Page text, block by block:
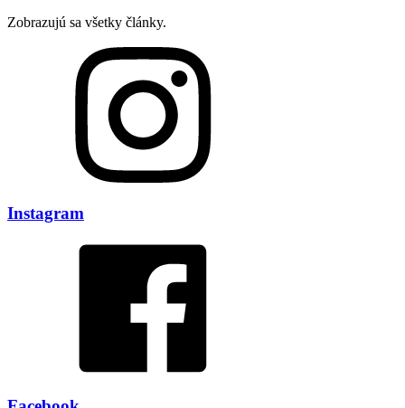
Zobrazujú sa všetky články.
Instagram